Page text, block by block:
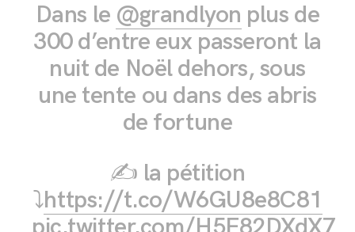
Dans le @grandlyon plus de
300 d’entre eux passeront la
nuit de Noël dehors, sous
une tente ou dans des abris
de fortune
✍️ la pétition
⤵️https://t.co/W6GU8e8C81